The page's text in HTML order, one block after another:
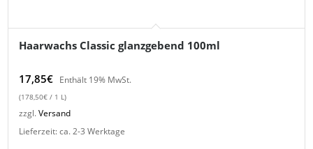
Haarwachs Classic glanzgebend 100ml
17,85€ Enthält 19% MwSt.
(178,50€ / 1 L)
zzgl.Versand
Lieferzeit: ca. 2-3 Werktage